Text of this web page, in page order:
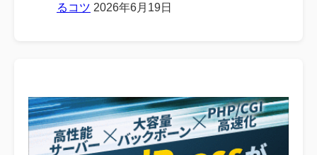
るコツ 2026年6月19日